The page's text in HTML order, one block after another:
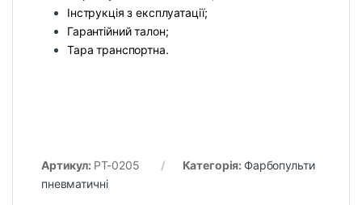
Інструкція з експлуатації;
Гарантійний талон;
Тара транспортна.
Артикул: PT-0205 Категорія: Фарбопульти
пневматичні